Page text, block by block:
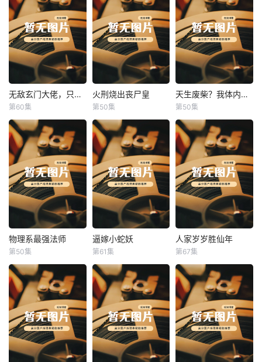
无敌玄门大佬，只听姐姐的话 无敌玄门大佬，只听姐姐的话
第60集
火刑烧出丧尸皇
火刑烧出丧尸皇
第50集
天生废柴？我体内有神血 天生废柴？我体内有神血
第50集
物理系最强法师
物理系最强法师
第50集
逼嫁小蛇妖
逼嫁小蛇妖
第61集
人家岁岁胜仙年
人家岁岁胜仙年
第67集